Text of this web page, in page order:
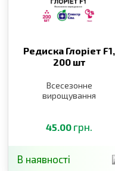
Редиска Глоріет F1,
200 шт
Всесезонне
вирощування
45.00 грн.
В наявності